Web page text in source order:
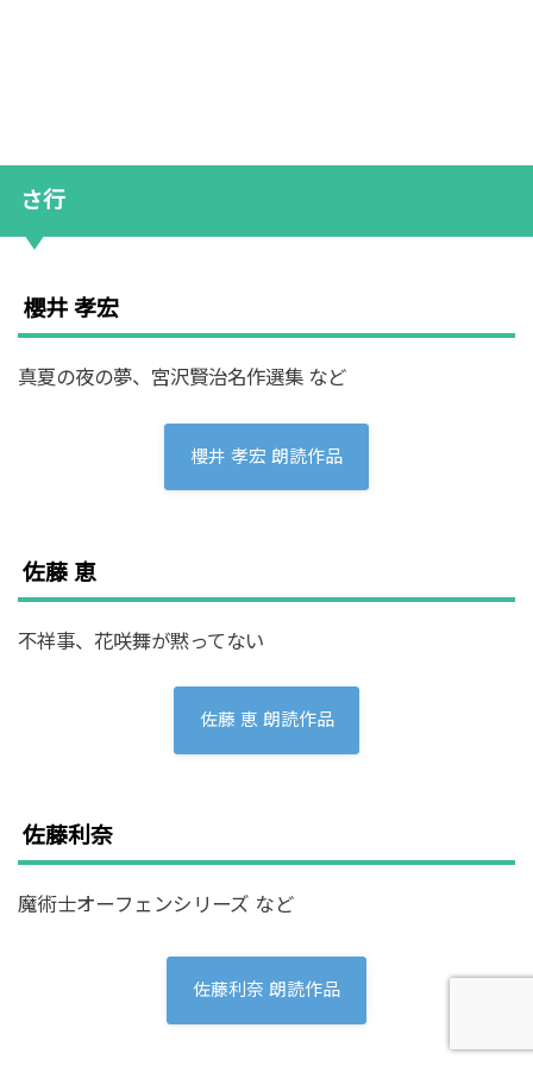
さ行
櫻井 孝宏
真夏の夜の夢、宮沢賢治名作選集 など
櫻井 孝宏 朗読作品
佐藤 恵
不祥事、花咲舞が黙ってない
佐藤 恵 朗読作品
佐藤利奈
魔術士オーフェンシリーズ など
佐藤利奈 朗読作品